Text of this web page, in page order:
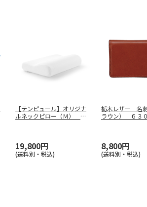
【テンピュール】オリジナ
ルネックピロー（Ｍ） ３
19,800円
(送料別・税込)
栃木レザー 名
ラウン） ６３
8,800円
(送料別・税込)